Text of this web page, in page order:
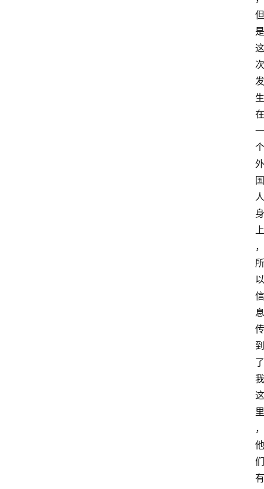
但
是
这
次
发
生
在
一
个
外
国
人
身
上
，
所
以
信
息
传
到
了
我
这
里
，
他
们
有